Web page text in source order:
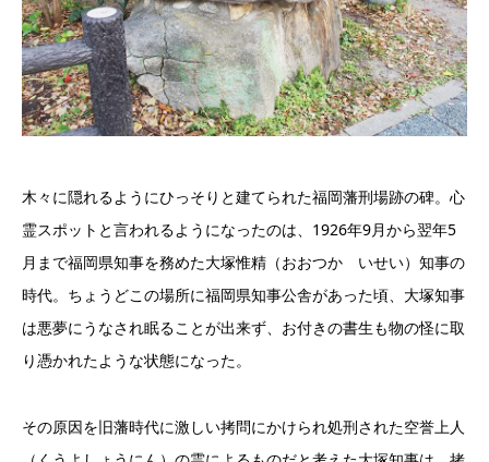
木々に隠れるようにひっそりと建てられた福岡藩刑場跡の碑。心
霊スポットと言われるようになったのは、1926年9月から翌年5
月まで福岡県知事を務めた大塚惟精（おおつか いせい）知事の
時代。ちょうどこの場所に福岡県知事公舎があった頃、大塚知事
は悪夢にうなされ眠ることが出来ず、お付きの書生も物の怪に取
り憑かれたような状態になった。
その原因を旧藩時代に激しい拷問にかけられ処刑された空誉上人